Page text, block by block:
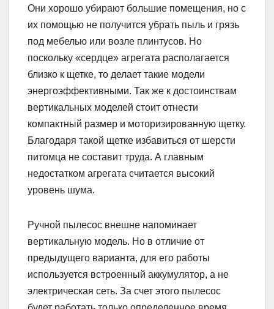
Они хорошо убирают большие помещения, но с
их помощью не получится убрать пыль и грязь
под мебелью или возле плинтусов. Но
поскольку «сердце» агрегата располагается
близко к щетке, то делает такие модели
энергоэффективными. Так же к достоинствам
вертикальных моделей стоит отнести
компактный размер и моторизированную щетку.
Благодаря такой щетке избавиться от шерсти
питомца не составит труда. А главным
недостатком агрегата считается высокий
уровень шума.
Ручной пылесос внешне напоминает
вертикальную модель. Но в отличие от
предыдущего варианта, для его работы
используется встроенный аккумулятор, а не
электрическая сеть. За счет этого пылесос